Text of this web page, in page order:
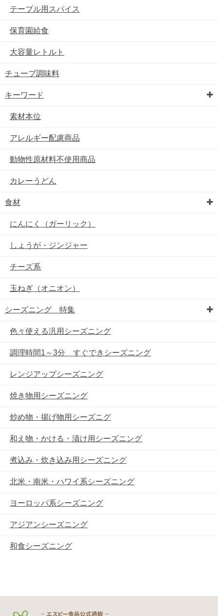
テーブル用スパイス
保育園給食
大容量レトルト
チューブ調味料
キーワード
素材本位
アレルギー配慮商品
動物性原材料不使用商品
カレーうどん
食材
にんにく（ガーリック）
しょうが・ジンジャー
チーズ系
玉ねぎ（オニオン）
シーズニング 特集
色々使える汎用シーズニング
調理時間1～3分 すぐできシーズニング
レンジアップシーズニング
焼き物用シーズニング
炒め物・揚げ物用シーズニグ
和え物・かける・漬け用シーズニング
煮込み・炊き込み用シーズニング
北米・南米・ハワイ系シーズニング
ヨーロッパ系シーズニング
アジアンシーズニング
和食シーズニング